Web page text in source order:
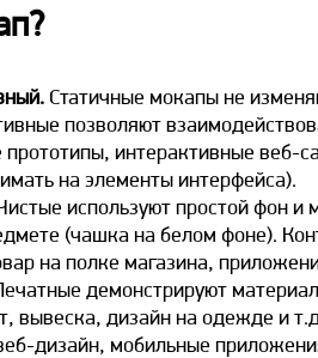
Статичные мокапы не
позволяют
интерактивные веб-
на элементы интерфейса).
используют простой фон и
(чашка на белом фоне).
на полке магазина,
демонстрируют
вывеска, дизайн на одежде и
дизайн, мобильные